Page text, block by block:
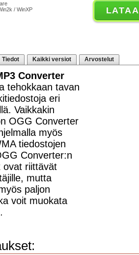
/ WinXP
LATAA
Tiedot Kaikki versiot Arvostelut
Converter
tehokkaan tavan
eri
Vaikkakin
OGG Converter
myös
tiedostojen
Converter:n
ovat riittävät
mutta
paljon
voit muokata